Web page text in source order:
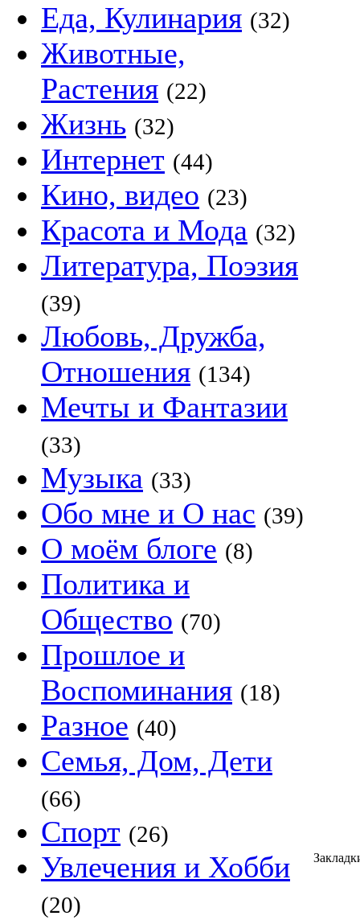
Еда, Кулинария (32)
Животные,
Растения (22)
Жизнь (32)
Интернет (44)
Кино, видео (23)
Красота и Мода (32)
Литература, Поэзия
(39)
Любовь, Дружба,
Отношения (134)
Мечты и Фантазии
(33)
Музыка (33)
Обо мне и О нас (39)
О моём блоге (8)
Политика и
Общество (70)
Прошлое и
Воспоминания (18)
Разное (40)
Семья, Дом, Дети
(66)
Спорт (26)
Увлечения и Хобби
(20)